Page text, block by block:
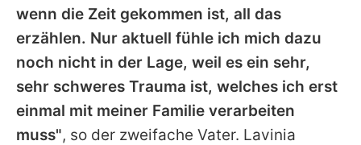
wenn die Zeit gekommen ist, all das
erzählen. Nur aktuell fühle ich mich dazu
noch nicht in der Lage, weil es ein sehr,
sehr schweres Trauma ist, welches ich erst
einmal mit meiner Familie verarbeiten
muss", so der zweifache Vater. Lavinia